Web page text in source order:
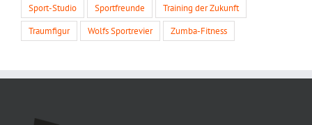
Sport-Studio Sportfreunde Training der Zukunft
Traumfigur Wolfs Sportrevier Zumba-Fitness